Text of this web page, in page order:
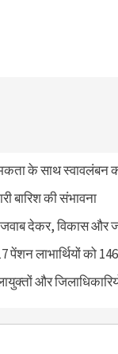
के साथ स्वावलंबन
बारिश की संभावना
देकर, विकास और
पेंशन लाभार्थियों को
और